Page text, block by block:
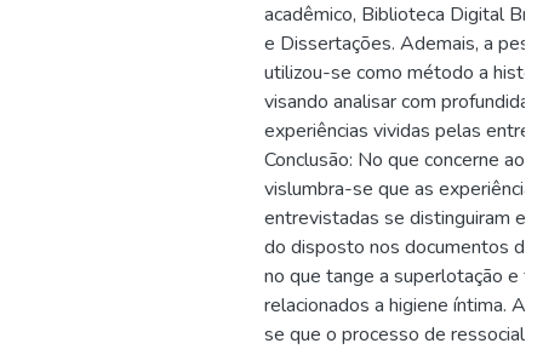
acadêmico, Biblioteca Digital
e Dissertações. Ademais, a
utilizou-se como método a
visando analisar com
experiências vividas pelas
Conclusão: No que concerne ao
vislumbra-se que as
entrevistadas se distinguiram
do disposto nos documentos do
no que tange a superlotação e
relacionados a higiene íntima.
se que o processo de